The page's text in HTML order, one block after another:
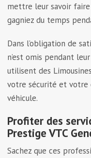
mettre leur savoir
gagniez du temps
Dans l’obligation de
n’est omis pendant
utilisent des
votre sécurité et votre
véhicule.
Profiter des
Prestige VTC
Sachez que ces